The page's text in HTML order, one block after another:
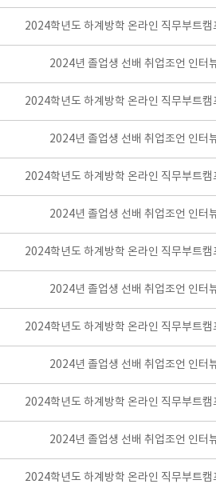
2024학년도 하계방학 온라인 직무부트캠
2024년 졸업생 선배 취업조언 인터
2024학년도 하계방학 온라인 직무부트캠
2024년 졸업생 선배 취업조언 인터
2024학년도 하계방학 온라인 직무부트캠
2024년 졸업생 선배 취업조언 인터
2024학년도 하계방학 온라인 직무부트캠
2024년 졸업생 선배 취업조언 인터
2024학년도 하계방학 온라인 직무부트캠
2024년 졸업생 선배 취업조언 인터
2024학년도 하계방학 온라인 직무부트캠
2024년 졸업생 선배 취업조언 인터
2024학년도 하계방학 온라인 직무부트캠